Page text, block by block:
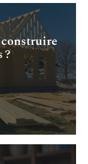
construire
?